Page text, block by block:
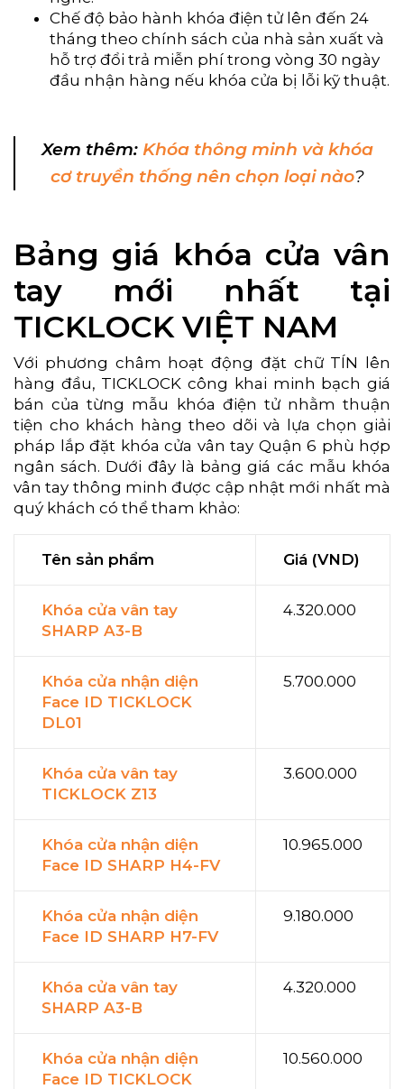
Chế độ bảo hành khóa điện tử lên đến 24
tháng theo chính sách của nhà sản xuất và
hỗ trợ đổi trả miễn phí trong vòng 30 ngày
đầu nhận hàng nếu khóa cửa bị lỗi kỹ thuật.
Xem thêm: Khóa thông minh và khóa
cơ truyền thống nên chọn loại nào?
Bảng giá khóa cửa vân
tay mới nhất tại
TICKLOCK VIỆT NAM
Với phương châm hoạt động đặt chữ TÍN lên
hàng đầu, TICKLOCK công khai minh bạch giá
bán của từng mẫu khóa điện tử nhằm thuận
tiện cho khách hàng theo dõi và lựa chọn giải
pháp lắp đặt khóa cửa vân tay Quận 6 phù hợp
ngân sách. Dưới đây là bảng giá các mẫu khóa
vân tay thông minh được cập nhật mới nhất mà
quý khách có thể tham khảo:
Tên sản phẩm Giá (VND)
Khóa cửa vân tay
SHARP A3-B
4.320.000
Khóa cửa nhận diện
Face ID TICKLOCK
DL01
5.700.000
Khóa cửa vân tay
TICKLOCK Z13
3.600.000
Khóa cửa nhận diện
Face ID SHARP H4-FV
10.965.000
Khóa cửa nhận diện
Face ID SHARP H7-FV
9.180.000
Khóa cửa vân tay
SHARP A3-B
4.320.000
Khóa cửa nhận diện
Face ID TICKLOCK
10.560.000